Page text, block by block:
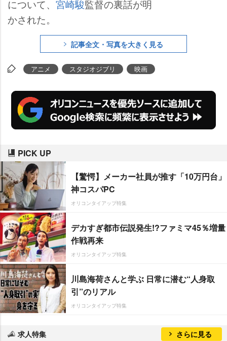
について、 宮崎駿監督の裏話が明
かされた。
記事全文・写真を大きく見る
アニメ スタジオジブリ 映画
PICK UP
【驚愕】メーカー社員が推す「10万円台」
神コスパPC
オリコンタイアップ特集
デカすぎ都市伝説発生!?ファミマ45％増量
作戦再来
オリコンタイアップ特集
川島海荷さんと学ぶ 日常に潜む“人身取
引”のリアル
オリコンタイアップ特集
求人特集 さらに見る